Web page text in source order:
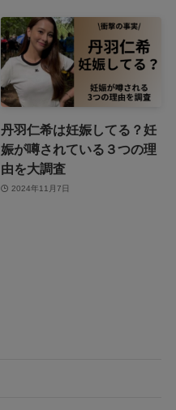
丹羽仁希は妊娠してる？妊
娠が噂されている３つの理
由を大調査
2024年11月7日